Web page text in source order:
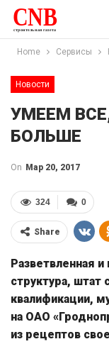
Home Сервисы
Новости
УМЕЕМ
БОЛЬШЕ
On Мар 20, 2017
0
324
Share
Разветвленная
структура, штат
квалификации,
на ОАО
из рецептов